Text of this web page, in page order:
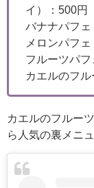
イ）：500円
バナナパフェ
メロンパフェ
フルーツパフ
カエルのフ
カエルのフルー
ら人気の裏メニ